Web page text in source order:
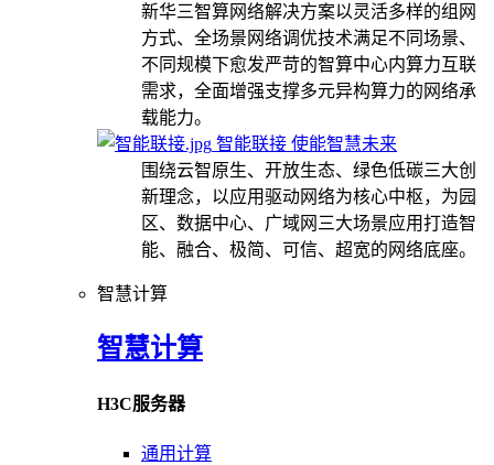
新华三智算网络解决方案以灵活多样的组网
方式、全场景网络调优技术满足不同场景、
不同规模下愈发严苛的智算中心内算力互联
需求，全面增强支撑多元异构算力的网络承
载能力。
智能联接 使能智慧未来
围绕云智原生、开放生态、绿色低碳三大创
新理念，以应用驱动网络为核心中枢，为园
区、数据中心、广域网三大场景应用打造智
能、融合、极简、可信、超宽的网络底座。
智慧计算
智慧计算
H3C服务器
通用计算